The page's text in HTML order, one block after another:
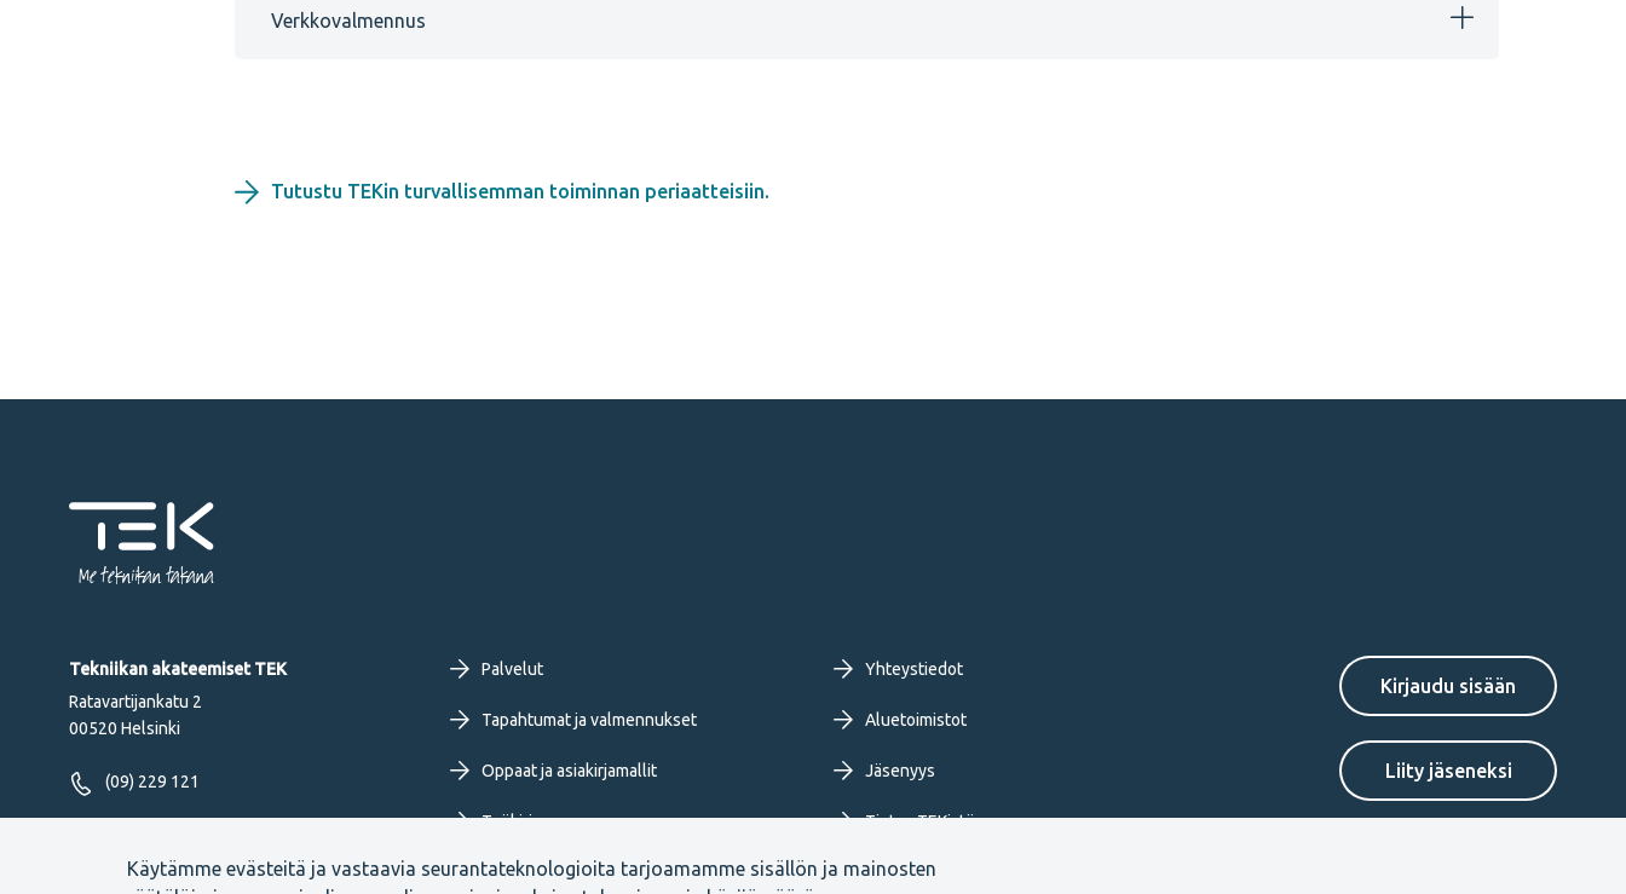
Käytämme evästeitä ja vastaavia seurantateknologioita tarjoamamme sisällön ja mainosten
Verkkovalmennus
Tutustu TEKin turvallisemman toiminnan periaatteisiin.
Me tekniikan takana
Tekniikan akateemiset TEK
Ratavartijankatu 2
00520 Helsinki
(09) 229 121
Footer
primary
menu
Palvelut
Tapahtumat ja valmennukset
Oppaat ja asiakirjamallit
Työkirja
Uutiset ja blogit
Yhteystiedot
Aluetoimistot
Jäsenyys
Tietoa TEKistä
Extranet
Secondary
menu
Liity jäseneksi